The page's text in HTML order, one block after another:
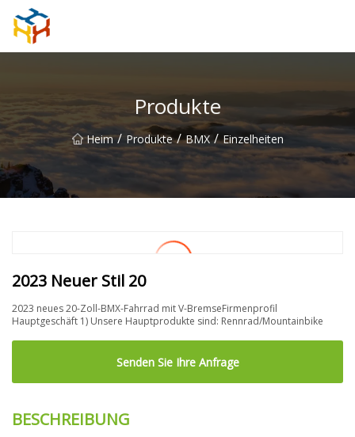
Produkte
Heim / Produkte / BMX / Einzelheiten
2023 Neuer Stil 20
2023 neues 20-Zoll-BMX-Fahrrad mit V-BremseFirmenprofil
Hauptgeschäft 1) Unsere Hauptprodukte sind: Rennrad/Mountainbike
Senden Sie Ihre Anfrage
BESCHREIBUNG